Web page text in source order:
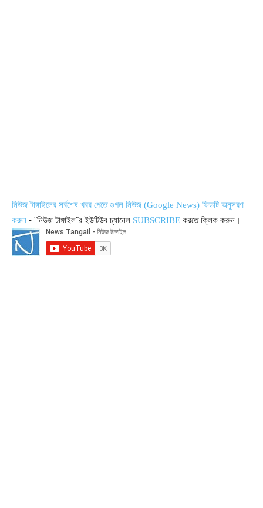
নিউজ টাঙ্গাইলের সর্বশেষ খবর পেতে গুগল নিউজ (Google News) ফিডটি অনুসরণ
করুন - "নিউজ টাঙ্গাইল"র ইউটিউব চ্যানেল SUBSCRIBE করতে ক্লিক করুন।